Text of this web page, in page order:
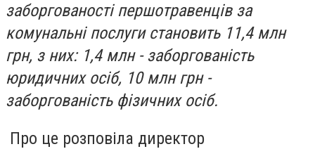
заборгованості першотравенців за
комунальні послуги становить 11,4 млн
грн, з них: 1,4 млн - заборгованість
юридичних осіб, 10 млн грн -
заборгованість фізичних осіб.
Про це розповіла директор